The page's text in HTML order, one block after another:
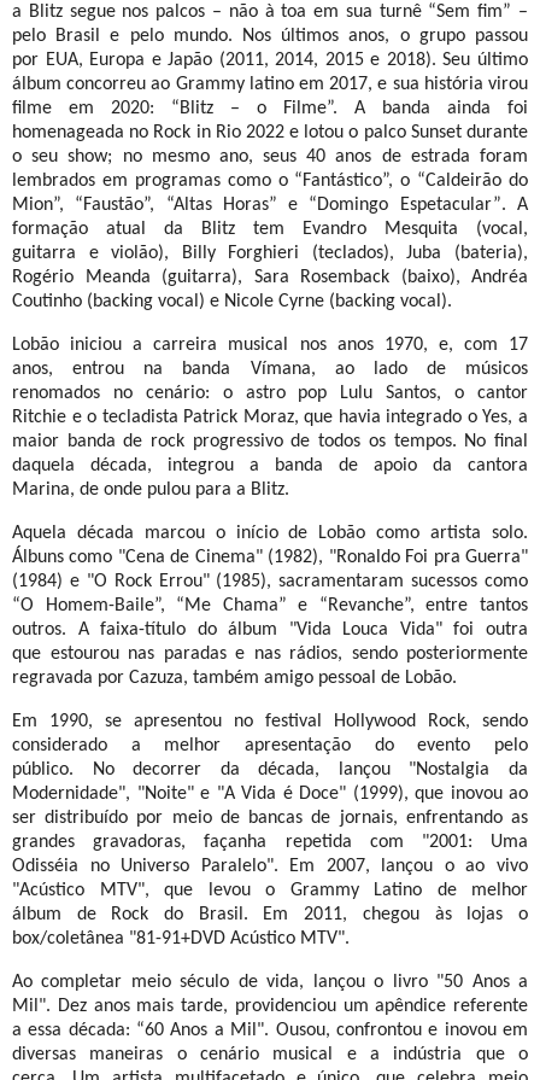
a Blitz segue nos palcos – não à toa em sua turnê “Sem fim” –
pelo Brasil e pelo mundo. Nos últimos anos, o grupo passou
por EUA, Europa e Japão (2011, 2014, 2015 e 2018). Seu último
álbum concorreu ao Grammy latino em 2017, e sua história virou
filme em 2020: “Blitz – o Filme”. A banda ainda foi
homenageada no Rock in Rio 2022 e lotou o palco Sunset durante
o seu show; no mesmo ano, seus 40 anos de estrada foram
lembrados em programas como o “Fantástico”, o “Caldeirão do
Mion”, “Faustão”, “Altas Horas” e “Domingo Espetacular”. A
formação atual da Blitz tem Evandro Mesquita (vocal,
guitarra e violão), Billy Forghieri (teclados), Juba (bateria),
Rogério Meanda (guitarra), Sara Rosemback (baixo), Andréa
Coutinho (backing vocal) e Nicole Cyrne (backing vocal).
Lobão iniciou a carreira musical nos anos 1970, e, com 17
anos, entrou na banda Vímana, ao lado de músicos
renomados no cenário: o astro pop Lulu Santos, o cantor
Ritchie e o tecladista Patrick Moraz, que havia integrado o Yes, a
maior banda de rock progressivo de todos os tempos. No final
daquela década, integrou a banda de apoio da cantora
Marina, de onde pulou para a Blitz.
Aquela década marcou o início de Lobão como artista solo.
Álbuns como "Cena de Cinema" (1982), "Ronaldo Foi pra Guerra"
(1984) e "O Rock Errou" (1985), sacramentaram sucessos como
“O Homem-Baile”, “Me Chama” e “Revanche”, entre tantos
outros. A faixa-título do álbum "Vida Louca Vida" foi outra
que estourou nas paradas e nas rádios, sendo posteriormente
regravada por Cazuza, também amigo pessoal de Lobão.
Em 1990, se apresentou no festival Hollywood Rock, sendo
considerado a melhor apresentação do evento pelo
público. No decorrer da década, lançou "Nostalgia da
Modernidade", "Noite" e "A Vida é Doce" (1999), que inovou ao
ser distribuído por meio de bancas de jornais, enfrentando as
grandes gravadoras, façanha repetida com "2001: Uma
Odisséia no Universo Paralelo". Em 2007, lançou o ao vivo
"Acústico MTV", que levou o Grammy Latino de melhor
álbum de Rock do Brasil. Em 2011, chegou às lojas o
box/coletânea "81-91+DVD Acústico MTV".
Ao completar meio século de vida, lançou o livro "50 Anos a
Mil". Dez anos mais tarde, providenciou um apêndice referente
a essa década: “60 Anos a Mil". Ousou, confrontou e inovou em
diversas maneiras o cenário musical e a indústria que o